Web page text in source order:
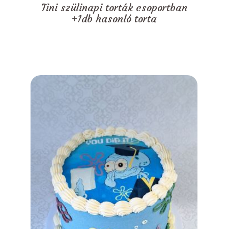
Tini szülinapi torták csoportban
+1db hasonló torta